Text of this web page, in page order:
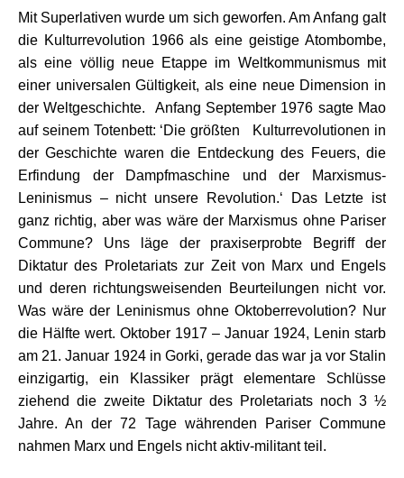
Mit Superlativen wurde um sich geworfen. Am Anfang galt
die Kulturrevolution 1966 als eine geistige Atombombe,
als eine völlig neue Etappe im Weltkommunismus mit
einer universalen Gültigkeit, als eine neue Dimension in
der Weltgeschichte. Anfang September 1976 sagte Mao
auf seinem Totenbett: ‘Die größten Kulturrevolutionen in
der Geschichte waren die Entdeckung des Feuers, die
Erfindung der Dampfmaschine und der Marxismus-
Leninismus – nicht unsere Revolution.‘ Das Letzte ist
ganz richtig, aber was wäre der Marxismus ohne Pariser
Commune? Uns läge der praxiserprobte Begriff der
Diktatur des Proletariats zur Zeit von Marx und Engels
und deren richtungsweisenden Beurteilungen nicht vor.
Was wäre der Leninismus ohne Oktoberrevolution? Nur
die Hälfte wert. Oktober 1917 – Januar 1924, Lenin starb
am 21. Januar 1924 in Gorki, gerade das war ja vor Stalin
einzigartig, ein Klassiker prägt elementare Schlüsse
ziehend die zweite Diktatur des Proletariats noch 3 ½
Jahre. An der 72 Tage währenden Pariser Commune
nahmen Marx und Engels nicht aktiv-militant teil.